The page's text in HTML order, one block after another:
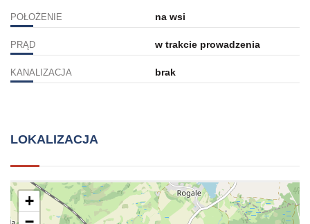
POŁOŻENIE na wsi
PRĄD w trakcie prowadzenia
KANALIZACJA brak
LOKALIZACJA
+